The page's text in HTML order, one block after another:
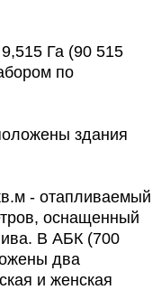
Га (90 515
по
здания
- отапливаемый
оснащенный
В АБК (700
два
и женская